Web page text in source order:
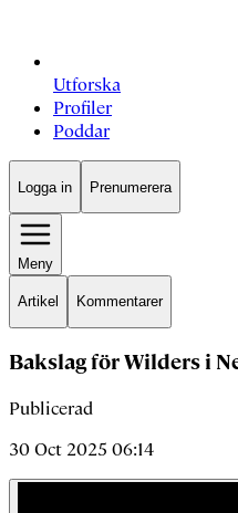
Utforska
Profiler
Poddar
Logga in Prenumerera
Meny
Artikel Kommentarer
Bakslag för Wilders i
Publicerad
30 Oct 2025 06:14